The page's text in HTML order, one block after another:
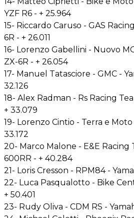
YZF R6 - + 25.964
15- Riccardo Caruso - GAS
6R - + 26.011
16- Lorenzo Gabellini - Nuovo
ZX-6R - + 26.054
17- Manuel Tatasciore - GMC -
32.126
18- Alex Radman - Rs Racing
+ 33.079
19- Lorenzo Cintio - Terra e Moto
33.172
20- Marco Malone - E&E Racing
600RR - + 40.284
21- Loris Cresson - RPM84 -
22- Luca Pasqualotto - Bike
+ 50.401
23- Rudy Oliva - CDM RS -